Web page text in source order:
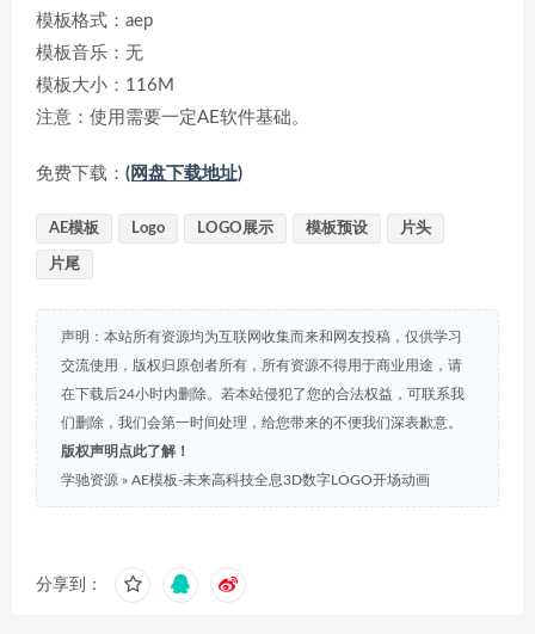
模板格式：aep
模板音乐：无
模板大小：116M
注意：使用需要一定AE软件基础。
免费下载： (网盘下载地址)
AE模板 Logo LOGO展示 模板预设 片头
片尾
声明：本站所有资源均为互联网收集而来和网友投稿，仅供学习
交流使用，版权归原创者所有，所有资源不得用于商业用途，请
在下载后24小时内删除。若本站侵犯了您的合法权益，可联系我
们删除，我们会第一时间处理，给您带来的不便我们深表歉意。
版权声明点此了解！
学驰资源 » AE模板-未来高科技全息3D数字LOGO开场动画
分享到：